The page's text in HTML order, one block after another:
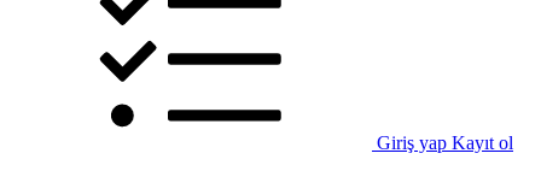
Giriş yap Kayıt ol